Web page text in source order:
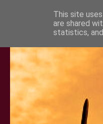
This site
are shared
statistics,